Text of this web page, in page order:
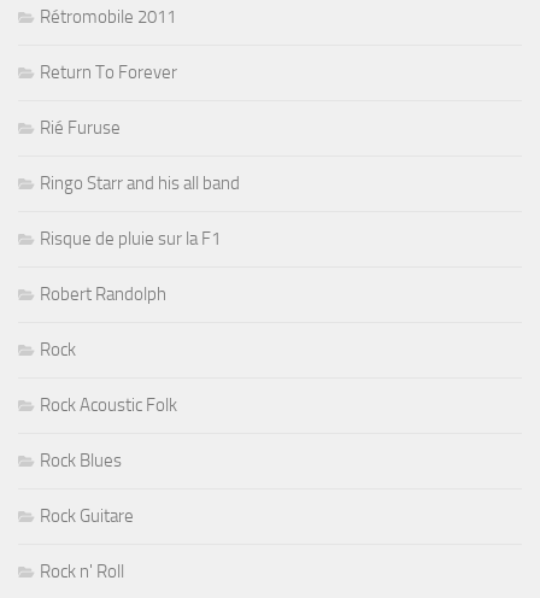
Rétromobile 2011
Return To Forever
Rié Furuse
Ringo Starr and his all band
Risque de pluie sur la F1
Robert Randolph
Rock
Rock Acoustic Folk
Rock Blues
Rock Guitare
Rock n' Roll